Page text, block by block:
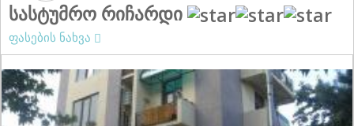
სასტუმრო რიჩარდი
ფასების ნახვა